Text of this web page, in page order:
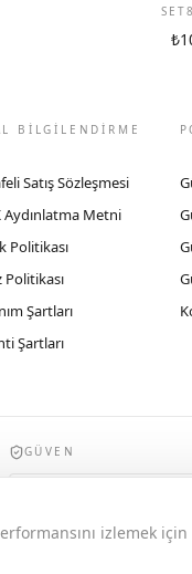
BİLGİLENDİRME
Satış Sözleşmesi
Aydınlatma Metni
Politikası
Politikası
Şartları
Şartları
GÜVEN
izlemek için